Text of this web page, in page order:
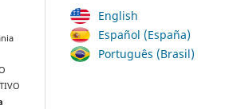
English
Español (España)
Português (Brasil)